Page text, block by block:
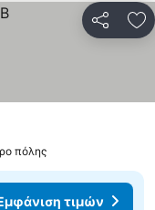
πόλης
τιμών